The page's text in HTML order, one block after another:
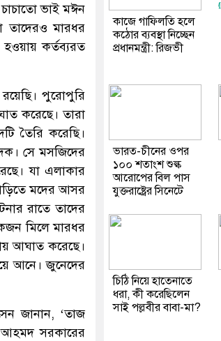
ভাই মঈন
তাদেরও মারধর
কর্তব্যরত
পুরোপুরি
করেছে। তারা
তৈরি করেছি।
সে মসজিদের
যা এলাকার
মদের আসর
রাতে তাদের
মিলে মারধর
আঘাত করেছে।
আনে। জুনেদের
জানান, ‘তাজ
আহমদ সরকারের
কাজে গাফিলতি হলে
কঠোর ব্যবস্থা নিচ্ছেন
প্রধানমন্ত্রী: রিজভী
ভারত-চীনের ওপর
১০০ শতাংশ শুল্ক
আরোপের বিল পাস
যুক্তরাষ্ট্রের সিনেটে
চিঠি নিয়ে হাতেনাতে
ধরা, কী করেছিলেন
সাই পল্লবীর বাবা-মা?